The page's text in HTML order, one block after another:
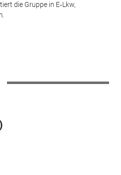
die Gruppe in E‑Lkw,